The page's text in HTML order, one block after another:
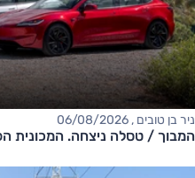
ניר בן טובים , 06/08/2026
המבוך / טסלה ניצחה. המכונית